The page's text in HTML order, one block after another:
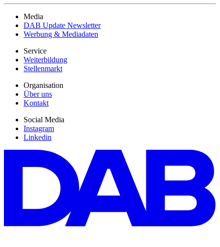
Media
DAB Update Newsletter
Werbung & Mediadaten
Service
Weiterbildung
Stellenmarkt
Organisation
Über uns
Kontakt
Social Media
Instagram
Linkedin